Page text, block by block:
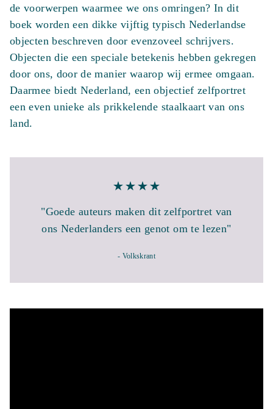
de voorwerpen waarmee we ons omringen? In dit
boek worden een dikke vijftig typisch Nederlandse
objecten beschreven door evenzoveel schrijvers.
Objecten die een speciale betekenis hebben gekregen
door ons, door de manier waarop wij ermee omgaan.
Daarmee biedt Nederland, een objectief zelfportret
een even unieke als prikkelende staalkaart van ons
land.
"Goede auteurs maken dit zelfportret van
ons Nederlanders een genot om te lezen"
- Volkskrant